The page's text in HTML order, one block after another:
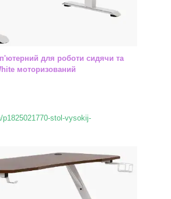
для роботи сидячи та
моторизований
stol-vysokij-